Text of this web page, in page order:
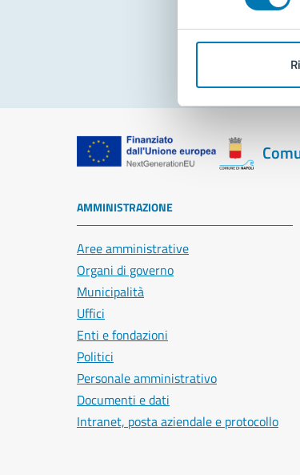
AMMINISTRAZIONE
Aree amministrative
Organi di governo
Municipalità
Uffici
Enti e fondazioni
Politici
Personale amministrativo
Documenti e dati
Intranet, posta aziendale e protocollo